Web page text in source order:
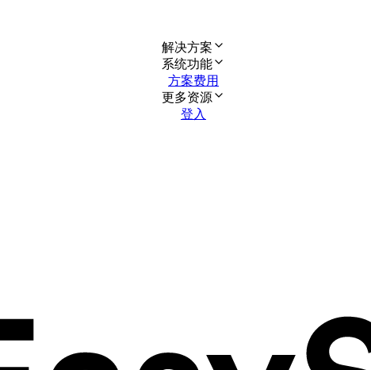
解决方案
系统功能
方案费用
更多资源
登入